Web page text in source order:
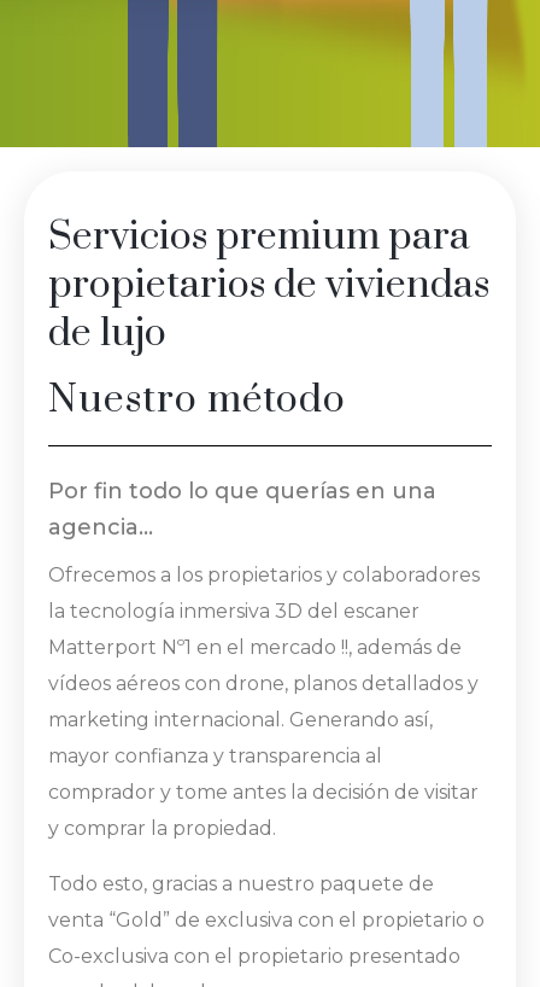
Servicios premium para
propietarios de viviendas
de lujo
Nuestro método
Por fin todo lo que querías en una
agencia…
Ofrecemos a los propietarios y colaboradores
la tecnología inmersiva 3D del escaner
Matterport Nº1 en el mercado !!, además de
vídeos aéreos con drone, planos detallados y
marketing internacional. Generando así,
mayor confianza y transparencia al
comprador y tome antes la decisión de visitar
y comprar la propiedad.
Todo esto, gracias a nuestro paquete de
venta “Gold” de exclusiva con el propietario o
Co-exclusiva con el propietario presentado